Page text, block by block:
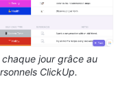
jour grâce au
ClickUp.